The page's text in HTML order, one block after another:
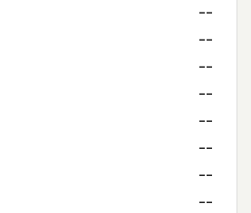
--
--
--
--
--
--
--
--